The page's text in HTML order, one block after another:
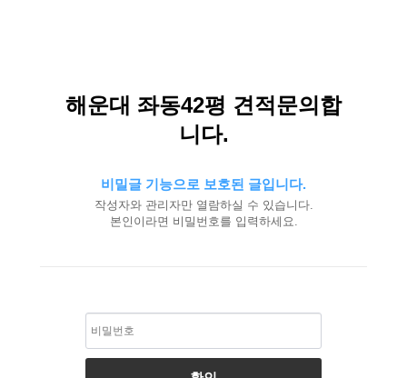
해운대 좌동42평 견적문의합
니다.
비밀글 기능으로 보호된 글입니다.
작성자와 관리자만 열람하실 수 있습니다.
본인이라면 비밀번호를 입력하세요.